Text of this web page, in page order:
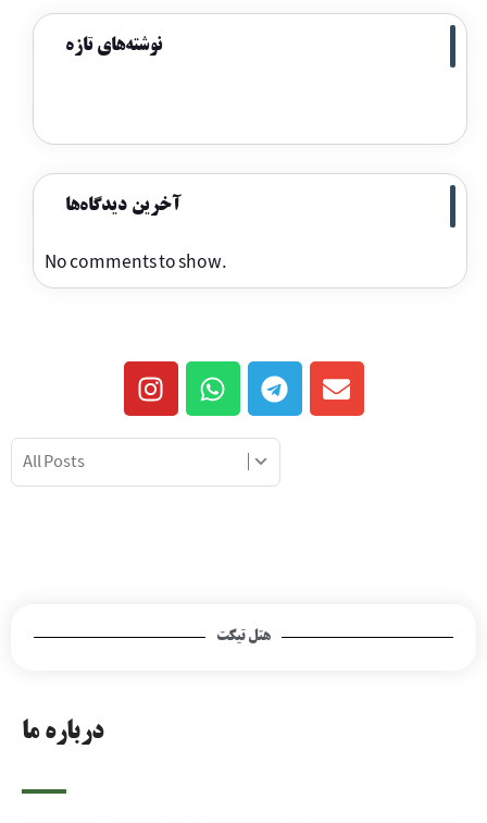
نوشته‌های تازه
آخرین دیدگاه‌ها
No comments to show.
هتل تیکت
درباره ما